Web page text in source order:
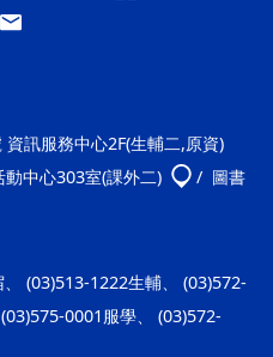
訊服務中心2F(生輔二,原資)
中心303室(課外二)
/ 圖書
(03)513-1222生輔、 (03)572-
0001服學、 (03)572-